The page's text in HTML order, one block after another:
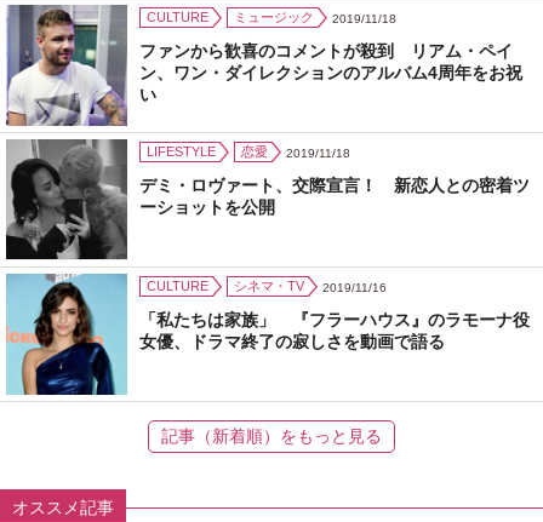
CULTURE ミュージック 2019/11/18
ファンから歓喜のコメントが殺到 リアム・ペイ
ン、ワン・ダイレクションのアルバム4周年をお祝
い
LIFESTYLE 恋愛 2019/11/18
デミ・ロヴァート、交際宣言！ 新恋人との密着ツ
ーショットを公開
CULTURE シネマ・TV 2019/11/16
「私たちは家族」 『フラーハウス』のラモーナ役
女優、ドラマ終了の寂しさを動画で語る
記事（新着順）をもっと見る
オススメ記事